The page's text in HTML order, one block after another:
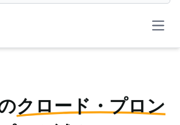
クロード・プロン